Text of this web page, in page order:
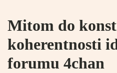
Mitom do
koherentnosti
forumu 4chan